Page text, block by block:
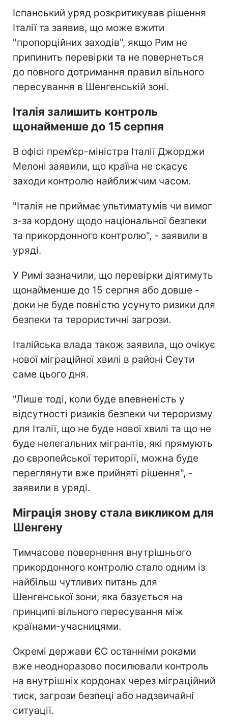
Іспанський уряд розкритикував рішення
Італії та заявив, що може вжити
"пропорційних заходів", якщо Рим не
припинить перевірки та не повернеться
до повного дотримання правил вільного
пересування в Шенгенській зоні.
Італія залишить контроль
щонайменше до 15 серпня
В офісі прем’єр-міністра Італії Джорджи
Мелоні заявили, що країна не скасує
заходи контролю найближчим часом.
"Італія не приймає ультиматумів чи вимог
з-за кордону щодо національної безпеки
та прикордонного контролю", - заявили в
уряді.
У Римі зазначили, що перевірки діятимуть
щонайменше до 15 серпня або довше -
доки не буде повністю усунуто ризики для
безпеки та терористичні загрози.
Італійська влада також заявила, що очікує
нової міграційної хвилі в районі Сеути
саме цього дня.
"Лише тоді, коли буде впевненість у
відсутності ризиків безпеки чи тероризму
для Італії, що не буде нової хвилі та що не
буде нелегальних мігрантів, які прямують
до європейської території, можна буде
переглянути вже прийняті рішення", -
заявили в уряді.
Міграція знову стала викликом для
Шенгену
Тимчасове повернення внутрішнього
прикордонного контролю стало одним із
найбільш чутливих питань для
Шенгенської зони, яка базується на
принципі вільного пересування між
країнами-учасницями.
Окремі держави ЄС останніми роками
вже неодноразово посилювали контроль
на внутрішніх кордонах через міграційний
тиск, загрози безпеці або надзвичайні
ситуації.